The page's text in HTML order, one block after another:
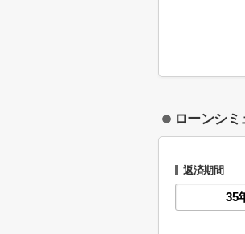
ローンシ
返済期間